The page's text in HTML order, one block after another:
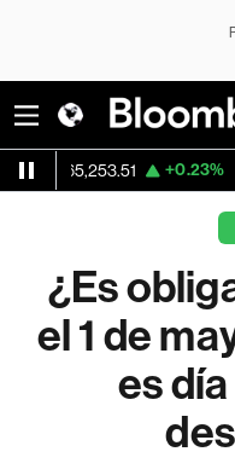
+0.23% ETH/USD
¿Es
el 1 de
es